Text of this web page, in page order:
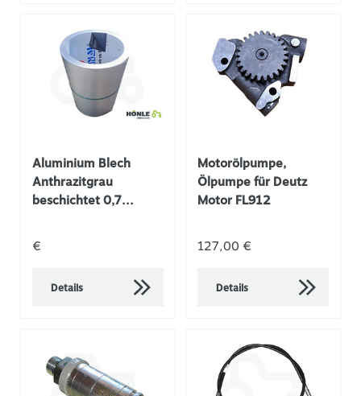
Aluminium Blech
Anthrazitgrau
beschichtet 0,7...
€
Details
Motorölpumpe,
Ölpumpe für Deutz
Motor FL912
127,00 €
Details